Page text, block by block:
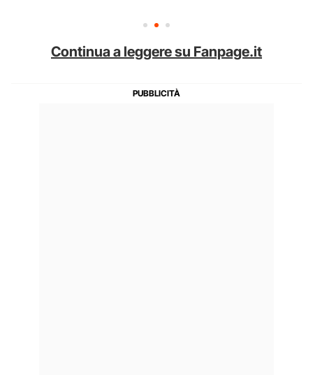
Continua a leggere su Fanpage.it